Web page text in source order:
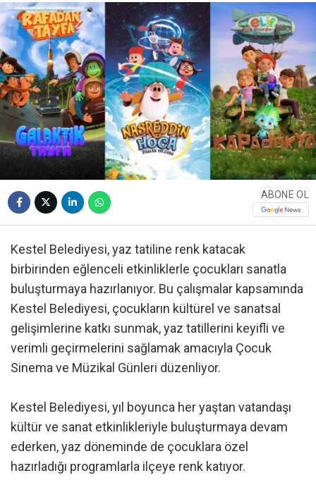
ABONE OL
Kestel Belediyesi, yaz tatiline renk katacak
birbirinden eğlenceli etkinliklerle çocukları sanatla
buluşturmaya hazırlanıyor. Bu çalışmalar kapsamında
Kestel Belediyesi, çocukların kültürel ve sanatsal
gelişimlerine katkı sunmak, yaz tatillerini keyifli ve
verimli geçirmelerini sağlamak amacıyla Çocuk
Sinema ve Müzikal Günleri düzenliyor.
Kestel Belediyesi, yıl boyunca her yaştan vatandaşı
kültür ve sanat etkinlikleriyle buluşturmaya devam
ederken, yaz döneminde de çocuklara özel
hazırladığı programlarla ilçeye renk katıyor.